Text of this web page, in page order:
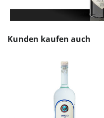
Produktgalerie überspringen
Kunden kaufen auch